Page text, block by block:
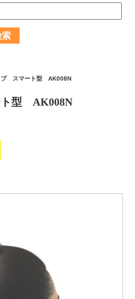
プ スマート型 AK008N
型 AK008N